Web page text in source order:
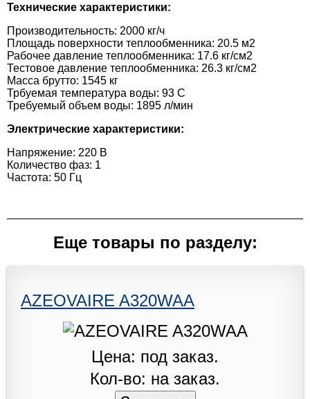
Технические характеристики:
Производительность: 2000 кг/ч
Площадь поверхности теплообменника: 20.5 м2
Рабочее давление теплообменника: 17.6 кг/см2
Тестовое давление теплообменника: 26.3 кг/см2
Масса брутто: 1545 кг
Трбуемая температура воды: 93 C
Требуемый объем воды: 1895 л/мин
Электрические характеристики:
Напряжение: 220 В
Количество фаз: 1
Частота: 50 Гц
Еще товары по разделу:
AZEOVAIRE A320WAA
Цена: под заказ.
Кол-во: на заказ.